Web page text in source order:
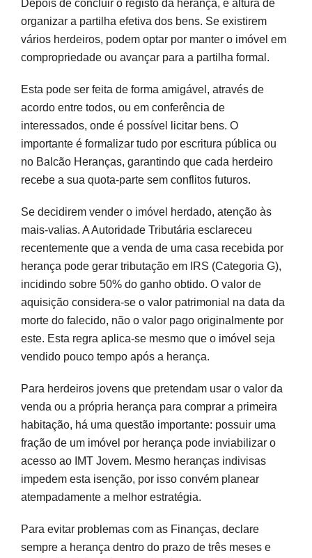
Depois de concluir o registo da herança, é altura de
organizar a partilha efetiva dos bens. Se existirem
vários herdeiros, podem optar por manter o imóvel em
compropriedade ou avançar para a partilha formal.
Esta pode ser feita de forma amigável, através de
acordo entre todos, ou em conferência de
interessados, onde é possível licitar bens. O
importante é formalizar tudo por escritura pública ou
no Balcão Heranças, garantindo que cada herdeiro
recebe a sua quota-parte sem conflitos futuros.
Se decidirem vender o imóvel herdado, atenção às
mais-valias. A Autoridade Tributária esclareceu
recentemente que a venda de uma casa recebida por
herança pode gerar tributação em IRS (Categoria G),
incidindo sobre 50% do ganho obtido. O valor de
aquisição considera-se o valor patrimonial na data da
morte do falecido, não o valor pago originalmente por
este. Esta regra aplica-se mesmo que o imóvel seja
vendido pouco tempo após a herança.
Para herdeiros jovens que pretendam usar o valor da
venda ou a própria herança para comprar a primeira
habitação, há uma questão importante: possuir uma
fração de um imóvel por herança pode inviabilizar o
acesso ao IMT Jovem. Mesmo heranças indivisas
impedem esta isenção, por isso convém planear
atempadamente a melhor estratégia.
Para evitar problemas com as Finanças, declare
sempre a herança dentro do prazo de três meses e